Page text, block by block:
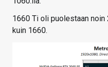
1660 Ti oli puolestaan
kuin 1660.